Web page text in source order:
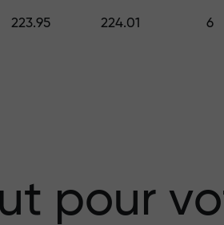
—
X1000 —
223.95 224.01 6
pour